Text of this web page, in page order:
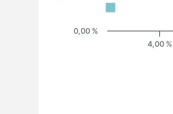
4,00 %
0,00 %